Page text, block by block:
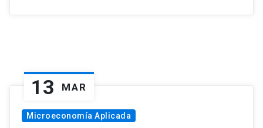
13 MAR
Microeconomía Aplicada